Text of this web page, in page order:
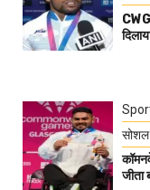
सोशल
जीता